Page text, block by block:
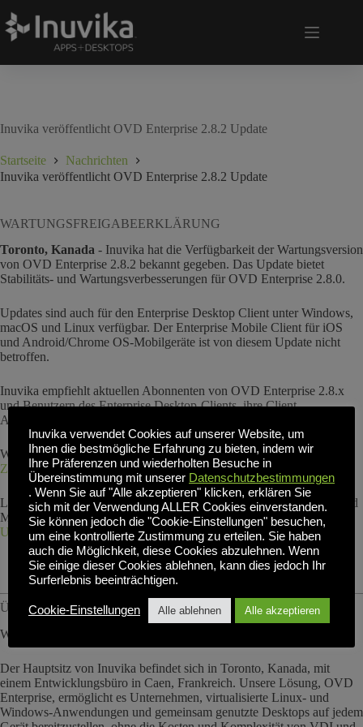
Inuvika veröffentlicht OVD Enterprise 2.8.2 Update
Startseite
Nachrichten
Inuvika veröffentlicht OVD Enterprise 2.8.2 Update
WARTUNGSFREIGABEERKLÄRUNG
Toronto, Kanada - Inuvika hat die Verfügbarkeit der Wartungsversion
von OVD Enterprise 2.8.2 bekannt gegeben. Das Update bietet
Stabilitäts- und Wartungsverbesserungen für OVD Enterprise 2.8.0.
Updates sind auch für den Enterprise Desktop Client unter Windows,
macOS und Linux verfügbar. Der Enterprise Mobile Client für iOS
und Android/Chrome OS-Mobilgeräte ist von diesem Update nicht
betroffen.
Inuvika empfiehlt aktuellen Abonnenten von OVD Enterprise 2.8.x
und Benutzern des Enterprise Desktop-Clients, ihre Client-
Anwendungen und Server zu aktualisieren.
Weitere Einzelheiten entnehmen Sie bitte derOVD Versionshinweise
Zusammenfassung 2.8.2.
Links zu den aktuellsten Versionen der OVD Enterprise Desktop- und
Mobile-Clients finden Sie im Bereich Downloads auf derInuvika-
Unterstützung Seite.
Über Inuvika:
Wir machen Anwendungsvirtualisierung einfach!
Der Hauptsitz von Inuvika befindet sich in Toronto, Kanada, mit
einem Entwicklungsbüro in Caen, Frankreich. Unsere Lösung, OVD
Enterprise, ermöglicht es Unternehmen, virtualisierte Linux- und
Windows-Anwendungen und gemeinsam genutzte Desktops auf jedem
Inuvika verwendet Cookies auf unserer Website, um
Ihnen die bestmögliche Erfahrung zu bieten, indem wir
Ihre Präferenzen und wiederholten Besuche in
Übereinstimmung mit unserer Datenschutzbestimmungen
. Wenn Sie auf "Alle akzeptieren" klicken, erklären Sie
sich mit der Verwendung ALLER Cookies einverstanden.
Sie können jedoch die "Cookie-Einstellungen" besuchen,
um eine kontrollierte Zustimmung zu erteilen. Sie haben
auch die Möglichkeit, diese Cookies abzulehnen. Wenn
Sie einige dieser Cookies ablehnen, kann dies jedoch Ihr
Surferlebnis beeinträchtigen.
Cookie-Einstellungen Alle ablehnen Alle akzeptieren